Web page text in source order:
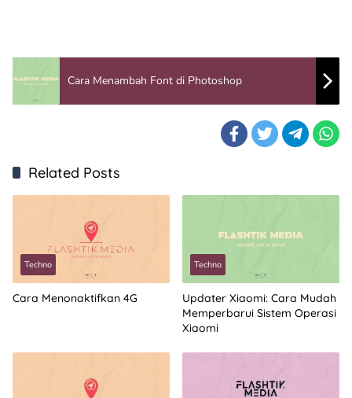
Cara Menambah Font di Photoshop
Related Posts
Techno
Cara Menonaktifkan 4G
Techno
Updater Xiaomi: Cara Mudah
Memperbarui Sistem Operasi
Xiaomi